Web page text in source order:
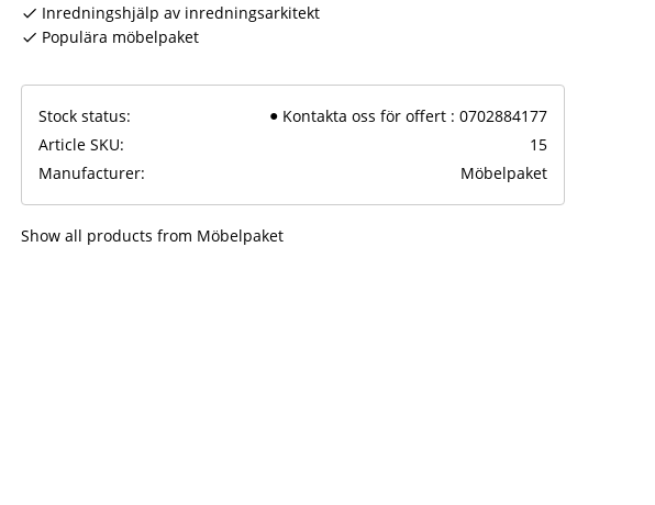
Inredningshjälp av inredningsarkitekt
Populära möbelpaket
Stock status
Kontakta oss för offert : 0702884177
Article SKU
15
Manufacturer
Möbelpaket
Show all products from Möbelpaket